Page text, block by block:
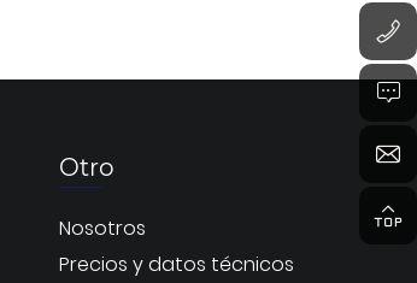
Otro
Nosotros
Precios y datos técnicos